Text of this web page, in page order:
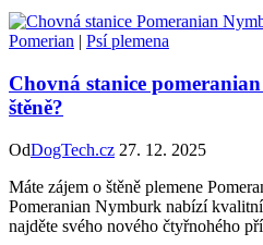
Pomerian | Psí plemena
Chovná stanice
štěně?
OdDogTech.cz 27. 12. 2025
Máte zájem o štěně plemene
Pomeranian Nymburk nabízí
najděte svého nového čtyřnohého